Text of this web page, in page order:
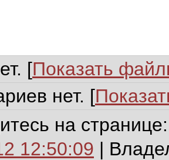
[Показать
нет. [
на
12:50:09 |